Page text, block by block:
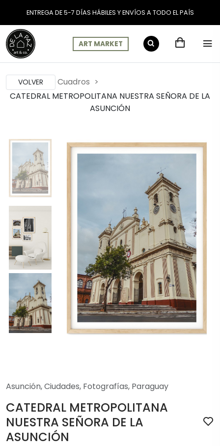
ENTREGA DE 5-7 DÍAS HÁBILES Y ENVÍOS A TODO EL PAÍS
ART MARKET
VOLVER
Cuadros
CATEDRAL METROPOLITANA NUESTRA SEÑORA DE LA
ASUNCIÓN
Asunción,Ciudades, Fotografías, Paraguay
CATEDRAL METROPOLITANA
NUESTRA SEÑORA DE LA
ASUNCIÓN